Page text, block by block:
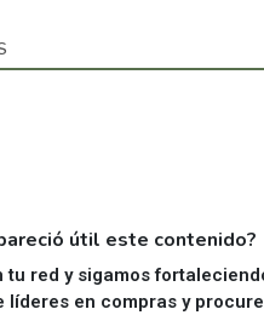
útil este contenido?
tu red y sigamos
líderes en compras y